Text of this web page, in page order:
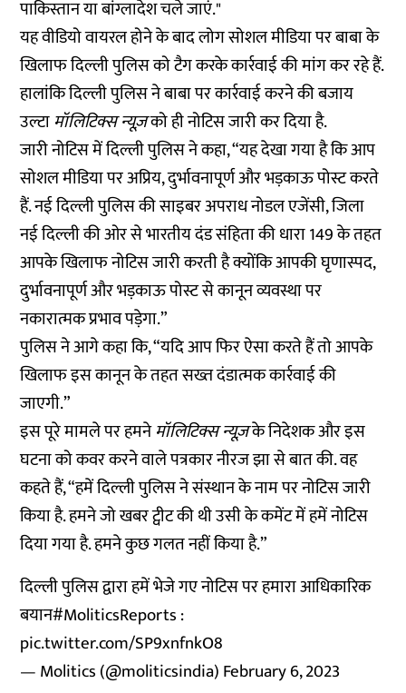
पाकिस्तान या बांग्लादेश चले जाएं."
यह वीडियो वायरल होने के बाद लोग सोशल मीडिया पर बाबा के
खिलाफ दिल्ली पुलिस को टैग करके कार्रवाई की मांग कर रहे हैं.
हालांकि दिल्ली पुलिस ने बाबा पर कार्रवाई करने की बजाय
उल्टामॉलिटिक्स न्यूज़को ही नोटिस जारी कर दिया है.
जारी नोटिस में दिल्ली पुलिस ने कहा, “यह देखा गया है कि आप
सोशल मीडिया पर अप्रिय, दुर्भावनापूर्ण और भड़काऊ पोस्ट करते
हैं. नई दिल्ली पुलिस की साइबर अपराध नोडल एजेंसी, जिला
नई दिल्ली की ओर से भारतीय दंड संहिता की धारा 149 के तहत
आपके खिलाफ नोटिस जारी करती है क्योंकि आपकी घृणास्पद,
दुर्भावनापूर्ण और भड़काऊ पोस्ट से कानून व्यवस्था पर
नकारात्मक प्रभाव पड़ेगा.”
पुलिस ने आगे कहा कि, “यदि आप फिर ऐसा करते हैं तो आपके
खिलाफ इस कानून के तहत सख्त दंडात्मक कार्रवाई की
जाएगी.”
इस पूरे मामले पर हमनेमॉलिटिक्स न्यूज़के निदेशक और इस
घटना को कवर करने वाले पत्रकार नीरज झा से बात की. वह
कहते हैं, “हमें दिल्ली पुलिस ने संस्थान के नाम पर नोटिस जारी
किया है. हमने जो खबर ट्वीट की थी उसी के कमेंट में हमें नोटिस
दिया गया है. हमने कुछ गलत नहीं किया है.”
दिल्ली पुलिस द्वारा हमें भेजे गए नोटिस पर हमारा आधिकारिक
बयान#MoliticsReports:
pic.twitter.com/SP9xnfnkO8
— Molitics (@moliticsindia)February 6, 2023